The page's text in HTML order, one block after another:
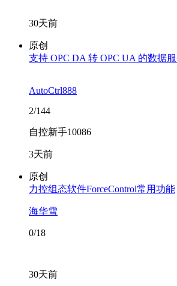
30天前
原创
支持 OPC DA 转 OPC UA 的数据
AutoCtrl888
2/144
自控新手10086
3天前
原创
力控组态软件ForceControl常用功能
海华雪
0/18
30天前